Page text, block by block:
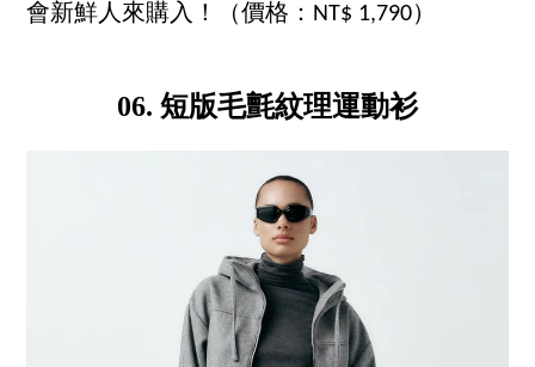
會新鮮人來購入！（價格：NT$ 1,790）
06. 短版毛氈紋理運動衫